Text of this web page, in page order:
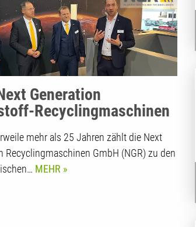
Generation
Recyclingmaschinen
mehr als 25 Jahren zählt die Next
Recyclingmaschinen GmbH (NGR) zu den
MEHR